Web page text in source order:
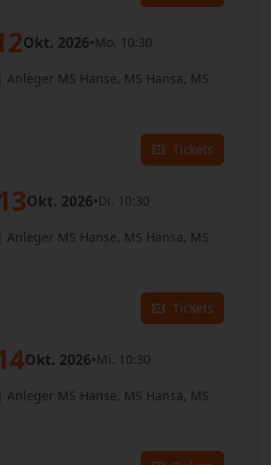
Okt. 2026•Mo. 10:30
Anleger MS Hanse, MS Hansa, MS
Tickets
Okt. 2026•Di. 10:30
Anleger MS Hanse, MS Hansa, MS
Tickets
Okt. 2026•Mi. 10:30
Anleger MS Hanse, MS Hansa, MS